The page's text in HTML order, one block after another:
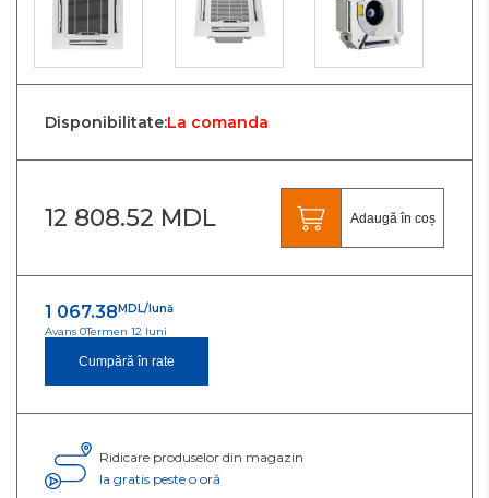
Disponibilitate:La comanda
12 808.52 MDL Adaugă în coș
1 067.38 MDL/lună
Avans 0Termen 12 luni
Cumpără în rate
Ridicare produselor din magazin
Ia gratis peste o oră